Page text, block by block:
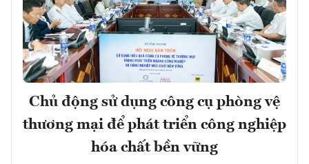
Chủ động sử dụng công cụ phòng vệ
thương mại để phát triển công nghiệp
hóa chất bền vững